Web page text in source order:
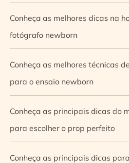
Conheça as melhores dicas na
fotógrafo newborn
Conheça as melhores técnicas
para o ensaio newborn
Conheça as principais dicas do
para escolher o prop perfeito
Conheça as principais dicas